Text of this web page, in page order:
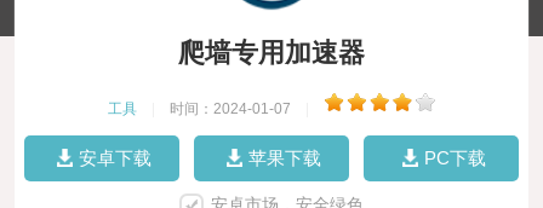
爬墙专用加速器
工具 时间：2024-01-07
安卓下载 苹果下载 PC下载
安卓市场，安全绿色